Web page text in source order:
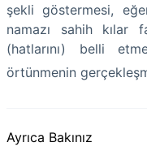
şekli göstermesi,
namazı sahih kılar
(hatlarını) belli
örtünmenin
Ayrıca Bakınız